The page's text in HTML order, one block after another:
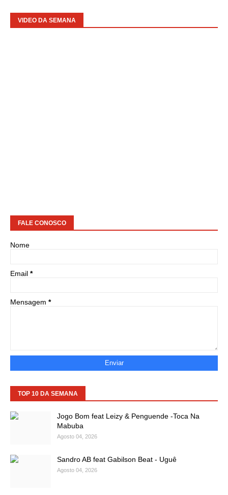
VIDEO DA SEMANA
FALE CONOSCO
Nome
Email *
Mensagem *
TOP 10 DA SEMANA
Jogo Bom feat Leizy & Penguende -Toca Na
Mabuba
Agosto 04, 2026
Sandro AB feat Gabilson Beat - Uguê
Agosto 04, 2026